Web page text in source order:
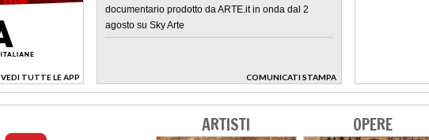
VEDI TUTTE LE APP
>
documentario prodotto da ARTE.it in onda dal 2
agosto su Sky Arte
COMUNICATI STAMPA
>
ARTISTI OPERE